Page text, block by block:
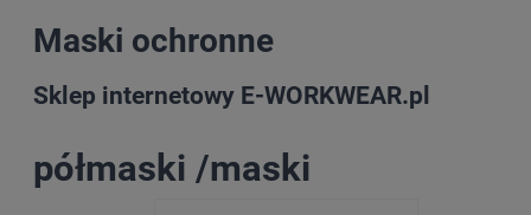
Maski ochronne
Sklep internetowy E-WORKWEAR.pl
półmaski /maski